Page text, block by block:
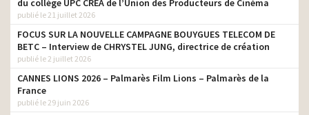
Yves Saint Laurent – La
Nuit de L’Homme Eau de
Parfum 2019
client
de Parfum – Adam Levine client
Yves Saint Laurent – Black
du collège UPC CRÉA de l’Union des Producteurs de Cinéma
publié le 21 juillet 2026
FOCUS SUR LA NOUVELLE CAMPAGNE BOUYGUES TELECOM DE
BETC – Interview de CHRYSTEL JUNG, directrice de création
publié le 2 juillet 2026
CANNES LIONS 2026 – Palmarès Film Lions – Palmarès de la
France
publié le 29 juin 2026